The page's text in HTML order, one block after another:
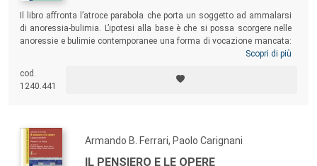
Il libro affronta l’atroce parabola che porta un soggetto ad ammalarsi
di anoressia-bulimia. L’ipotesi alla base è che si possa scorgere nelle
anoressie e bulimie contemporanee una forma di vocazione mancata:
chi ne soffre, pur di scongiurare il pericolo di offrire il proprio corpo al
carne stessa, sino al punto di ridursi all’osso, all’assenza di un corpo
inessenziale. L’anoressia applica alla lettera l’imperativo mistico dello
Scopri di più
cod.
1240.441
Armando B. Ferrari, Paolo Carignani
IL PENSIERO E LE OPERE